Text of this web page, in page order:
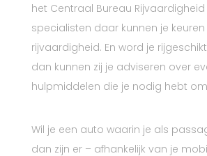
het Centraal Bureau Rijvaardigheid
specialisten daar kunnen je
rijvaardigheid. En word je
dan kunnen zij je adviseren over
hulpmiddelen die je nodig hebt
Wil je een auto waarin je als
dan zijn er – afhankelijk van je